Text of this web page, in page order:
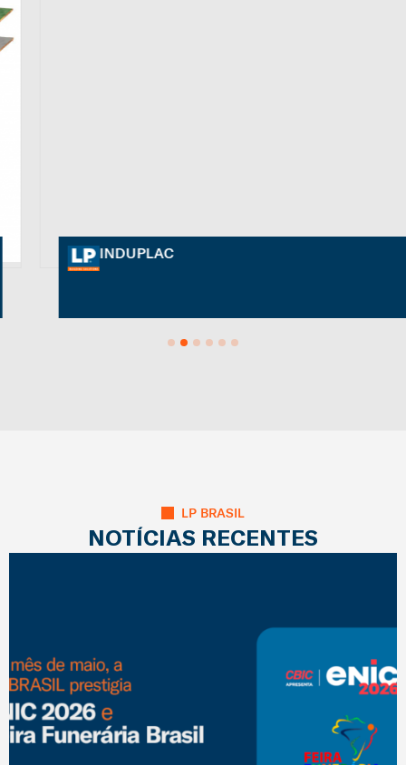
INDUPLAC
4 5 6
LP BRASIL
NOTÍCIAS RECENTES